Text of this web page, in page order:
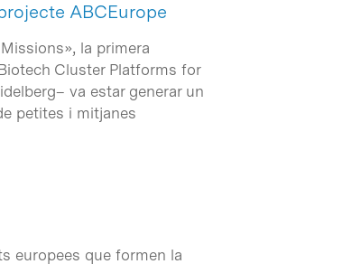
ABCEurope
la primera
Cluster Platforms for
va estar generar un
petites i mitjanes
europees que formen la